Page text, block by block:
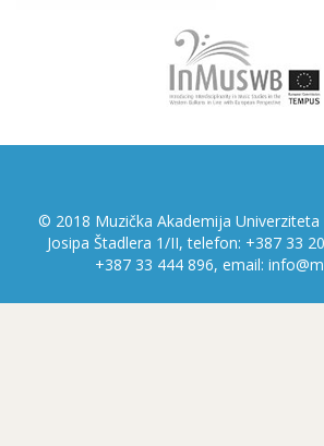
© 2018 Muzička Akademija Univerziteta
Josipa Štadlera 1/II, telefon: +387 33
+387 33 444 896, email: